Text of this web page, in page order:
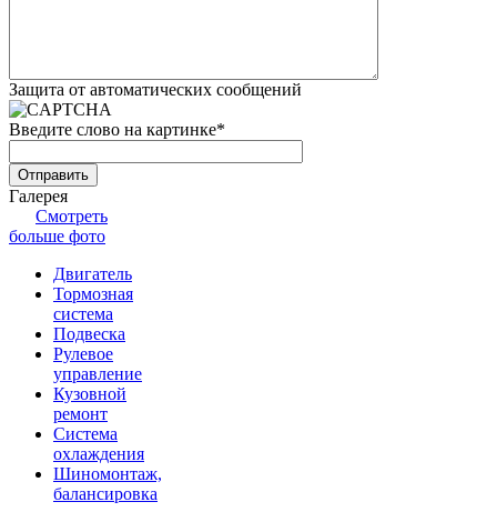
Защита от автоматических сообщений
Введите слово на картинке*
Галерея
Смотреть
больше фото
Двигатель
Тормозная
система
Подвеска
Рулевое
управление
Кузовной
ремонт
Система
охлаждения
Шиномонтаж,
балансировка